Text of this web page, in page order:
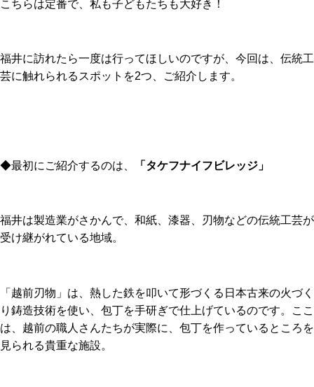
こちらは定番で、私も子どもたちも大好き！
福井に訪れたら一度は行ってほしいのですが、今回は、伝統工
芸に触れられるスポットを2つ、ご紹介します。
◆最初にご紹介するのは、 「タケフナイフビレッジ」
福井は製造業がさかんで、和紙、漆器、刃物などの伝統工芸が
受け継がれている地域。
「越前刃物」は、熱した鉄を叩いて形づくる日本古来の火づく
り鋳造技術を使い、包丁を手研ぎで仕上げているのです。ここ
は、越前の職人さんたちが実際に、包丁を作っているところを
見られる貴重な施設。